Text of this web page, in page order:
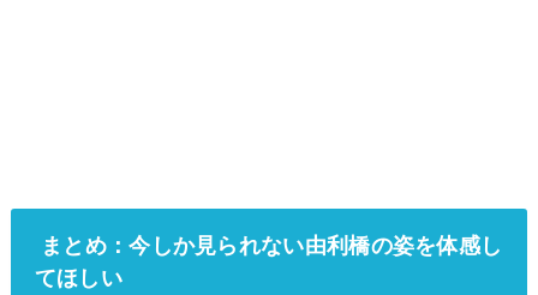
まとめ：今しか見られない由利橋の姿を体感し
てほしい